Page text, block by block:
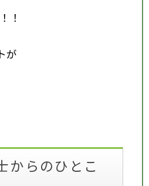
！
が
からのひとこ